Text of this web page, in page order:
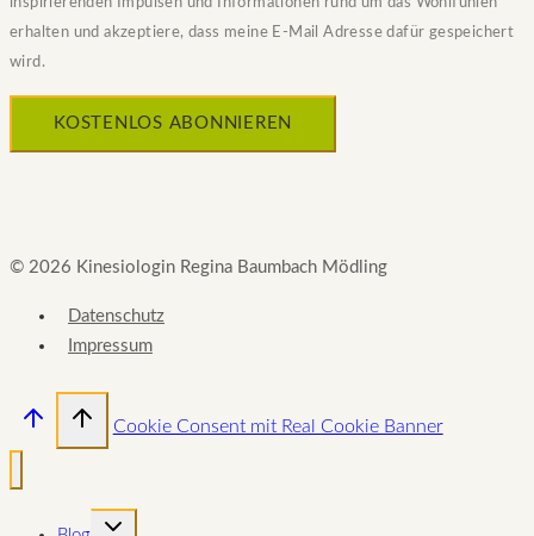
erhalten und akzeptiere, dass meine E-Mail Adresse dafür gespeichert
wird.
© 2026 Kinesiologin Regina Baumbach Mödling
Datenschutz
Impressum
Cookie Consent mit Real Cookie Banner
UNTERMENÜ